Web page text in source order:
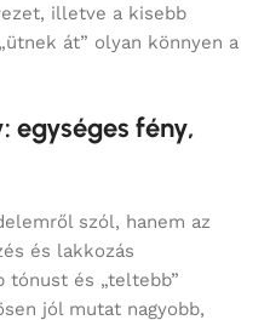
illetve a kisebb
át” olyan könnyen a
egységes fény,
szól, hanem az
és lakkozás
tónust és „teltebb”
jól mutat nagyobb,